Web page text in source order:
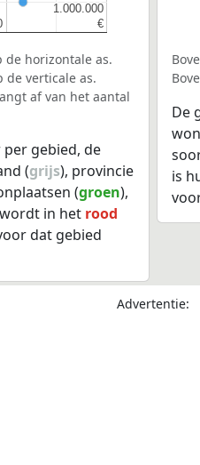
€
€
1.000.000
1.000.000
horizontale as.
de verticale as.
af van het aantal
gebied, de
(grijs), provincie
(groen),
in het rood
dat gebied
De
is
Advertentie: